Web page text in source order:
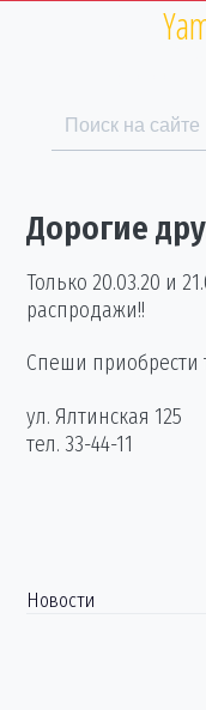
Дорогие
Только 20.03.20 и
распродажи!!
Спеши приобрести
ул. Ялтинская 125
тел. 33-44-11
Новости